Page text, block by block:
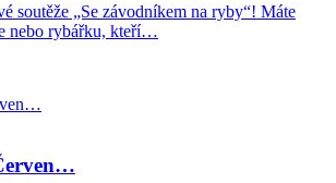
soutěže „Se závodníkem na ryby“! Máte
nebo rybářku, kteří…